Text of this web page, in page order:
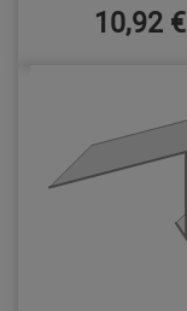
10,92 €